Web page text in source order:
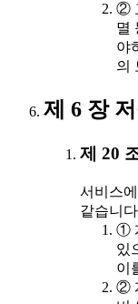
②
멸
야
의
제 6 장
제 20
서비스
같습니
①
있
이
②